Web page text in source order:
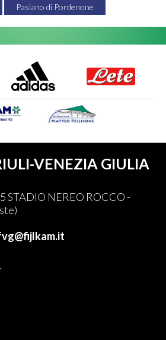
Pasiano di Pordenone
VENEZIA GIULIA
STADIO NEREO ROCCO -